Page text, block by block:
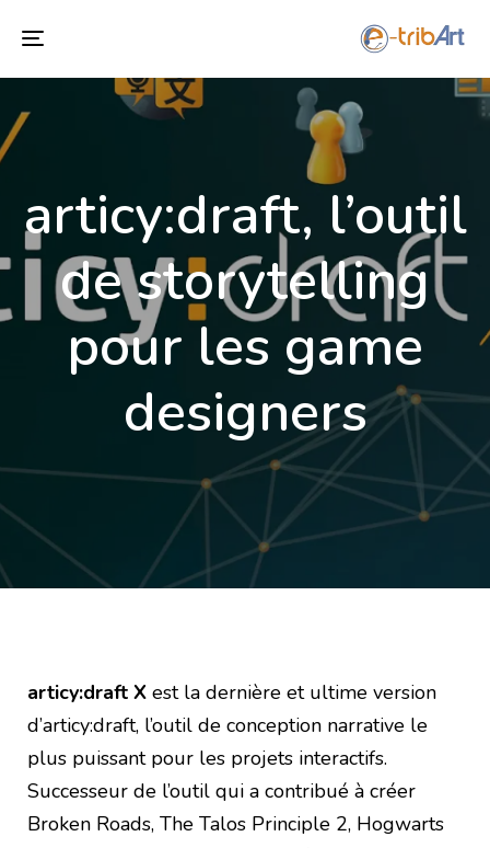
Toggle
navigation
articy:draft, l’outil
de storytelling
pour les game
designers
articy:draft X est la dernière et ultime version
d’articy:draft, l’outil de conception narrative le
plus puissant pour les projets interactifs.
Successeur de l’outil qui a contribué à créer
Broken Roads, The Talos Principle 2, Hogwarts